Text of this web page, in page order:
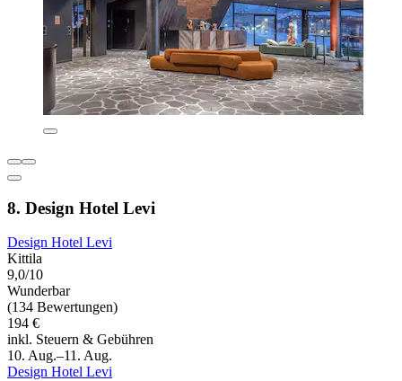
8. Design Hotel Levi
Design Hotel Levi
Kittila
9,0/10
Wunderbar
(134 Bewertungen)
194 €
inkl. Steuern & Gebühren
10. Aug.–11. Aug.
Design Hotel Levi